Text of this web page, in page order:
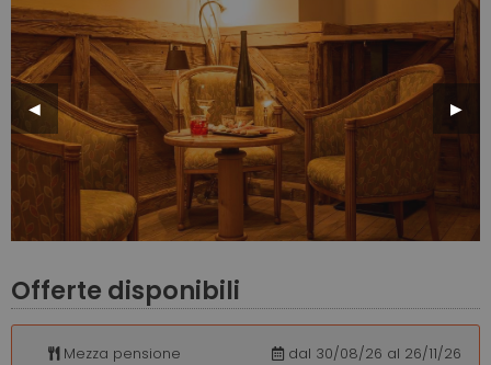
Previous
Slide
◀︎ Next
Slide
▶︎
Offerte disponibili
Mezza pensione dal 30/08/26 al 26/11/26